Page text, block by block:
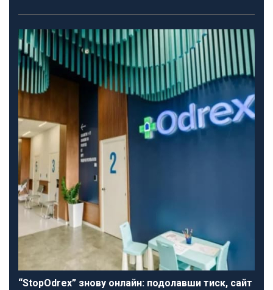
“StopOdrex” знову онлайн: подолавши тиск, сайт